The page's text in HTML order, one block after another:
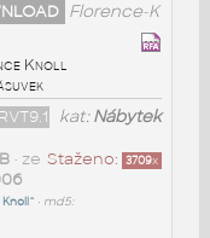
Florence-K
Knoll
kat:Nábytek
Staženo: 3709x
• ze
Knoll^ • md5: